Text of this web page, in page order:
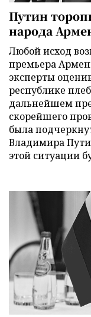
Путин
народа
Любой исход
премьера
эксперты
республике
дальнейшем
скорейшего
была
Владимира
этой ситуации